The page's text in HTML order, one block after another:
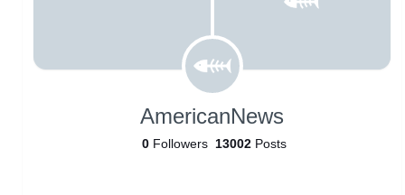
AmericanNews
0Followers 13002Posts